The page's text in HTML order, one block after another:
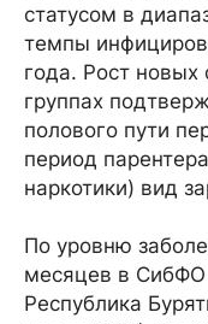
статусом в
темпы
года. Рост новых
группах
полового пути
период
наркотики) вид
По уровню
месяцев в СибФО
Республика